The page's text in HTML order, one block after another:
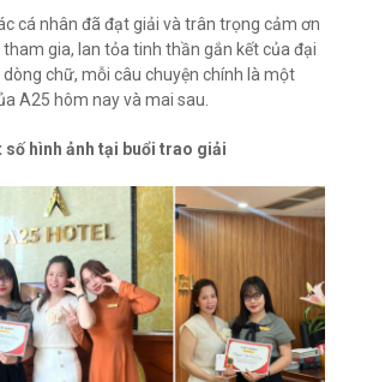
cá nhân đã đạt giải và trân trọng cảm ơn
gia, lan tỏa tinh thần gắn kết của đại
chữ, mỗi câu chuyện chính là một
A25 hôm nay và mai sau.
số hình ảnh tại buổi trao giải